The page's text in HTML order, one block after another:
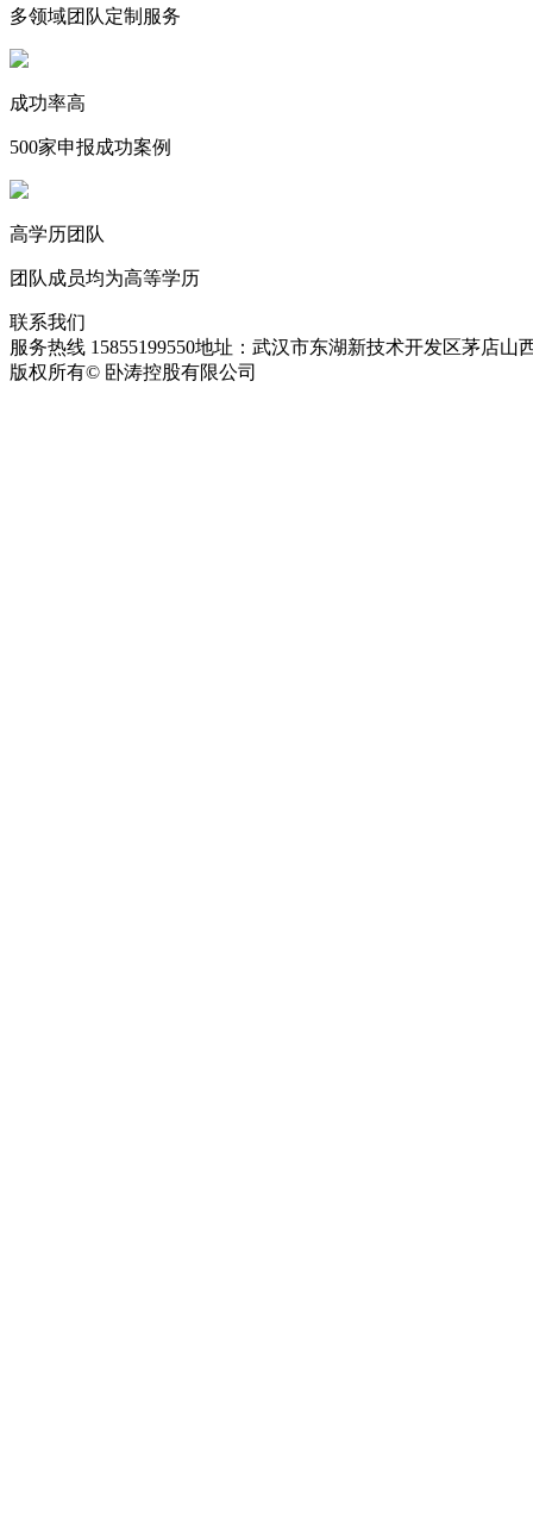
多领域团队定制服务
成功率高
500家申报成功案例
高学历团队
团队成员均为高等学历
联系我们
服务热线 15855199550地址：武汉市东湖新技术开发区茅店山
版权所有© 卧涛控股有限公司